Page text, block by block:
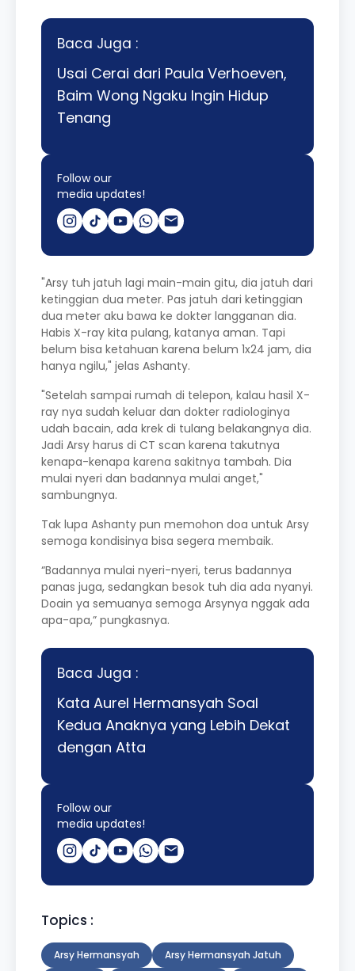
Baca Juga :
Usai Cerai dari Paula Verhoeven,
Baim Wong Ngaku Ingin Hidup
Tenang
Follow our
media updates!
"Arsy tuh jatuh lagi main-main gitu, dia jatuh dari
ketinggian dua meter. Pas jatuh dari ketinggian
dua meter aku bawa ke dokter langganan dia.
Habis X-ray kita pulang, katanya aman. Tapi
belum bisa ketahuan karena belum 1x24 jam, dia
hanya ngilu," jelas Ashanty.
"Setelah sampai rumah di telepon, kalau hasil X-
ray nya sudah keluar dan dokter radiologinya
udah bacain, ada krek di tulang belakangnya dia.
Jadi Arsy harus di CT scan karena takutnya
kenapa-kenapa karena sakitnya tambah. Dia
mulai nyeri dan badannya mulai anget,"
sambungnya.
Tak lupa Ashanty pun memohon doa untuk Arsy
semoga kondisinya bisa segera membaik.
“Badannya mulai nyeri-nyeri, terus badannya
panas juga, sedangkan besok tuh dia ada nyanyi.
Doain ya semuanya semoga Arsynya nggak ada
apa-apa,” pungkasnya.
Baca Juga :
Kata Aurel Hermansyah Soal
Kedua Anaknya yang Lebih Dekat
dengan Atta
Follow our
media updates!
Topics :
Arsy Hermansyah Arsy Hermansyah Jatuh